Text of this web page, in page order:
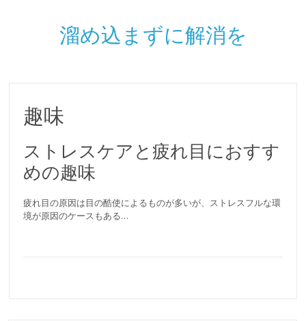
溜め込まずに解消を
趣味
ストレスケアと疲れ目におすす
めの趣味
疲れ目の原因は目の酷使によるものが多いが、ストレスフルな環
境が原因のケースもある…